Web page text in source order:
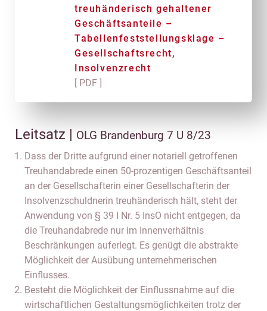
treuhänderisch gehaltener
Geschäftsanteile –
Tabellenfeststellungsklage –
Gesellschaftsrecht,
Insolvenzrecht
[ PDF ]
Leitsatz | OLG Brandenburg 7 U 8/23
Dass der Dritte aufgrund einer notariell getroffenen
Treuhandabrede einen 50-prozentigen Geschäftsanteil
an der Gesellschafterin einer Gesellschafterin der
Insolvenzschuldnerin treuhänderisch hält, steht der
Anwendung von § 39 I Nr. 5 InsO nicht entgegen, da
die Treuhandabrede nur im Innenverhältnis
Beschränkungen auferlegt. Es genügt die abstrakte
Möglichkeit der Ausübung unternehmerischen
Einflusses.
Besteht die Möglichkeit der Einflussnahme auf die
wirtschaftlichen Gestaltungsmöglichkeiten trotz der